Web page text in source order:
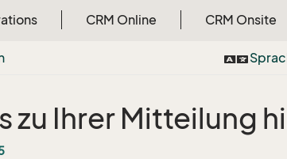
CRM Online CRM Onsite
zu Ihrer Mitteilung